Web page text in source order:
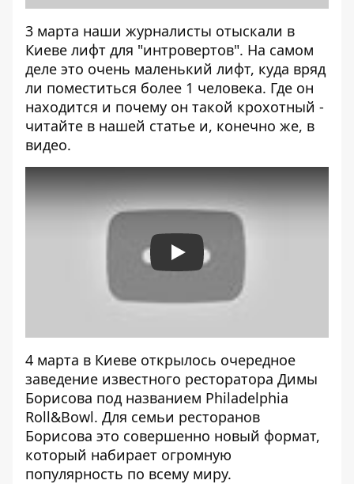
3 марта наши журналисты отыскали в
Киеве лифт для "интровертов". На самом
деле это очень маленький лифт, куда вряд
ли поместиться более 1 человека. Где он
находится и почему он такой крохотный -
читайте в нашей статье и, конечно же, в
видео.
Play
4 марта в Киеве открылось очередное
заведение известного ресторатора Димы
Борисова под названием Philadelphia
Roll&Bowl. Для семьи ресторанов
Борисова это совершенно новый формат,
который набирает огромную
популярность по всему миру.